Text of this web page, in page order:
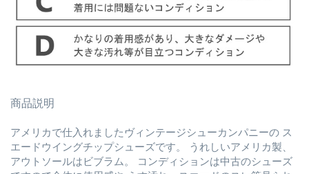
商品説明
アメリカで仕入れましたヴィンテージシューカンパニーの ス
エードウイングチップシューズです。 うれしいアメリカ製、
アウトソールはビブラム。 コンディションは中古のシューズ